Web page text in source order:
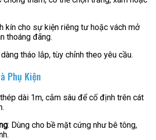
kín cho sự kiện riêng tư hoặc vách mở
thoáng đãng.
dàng tháo lắp, tùy chỉnh theo yêu cầu.
Phụ Kiện
dài 1m, cắm sâu để cố định trên cát
: Dùng cho bề mặt cứng như bê tông,